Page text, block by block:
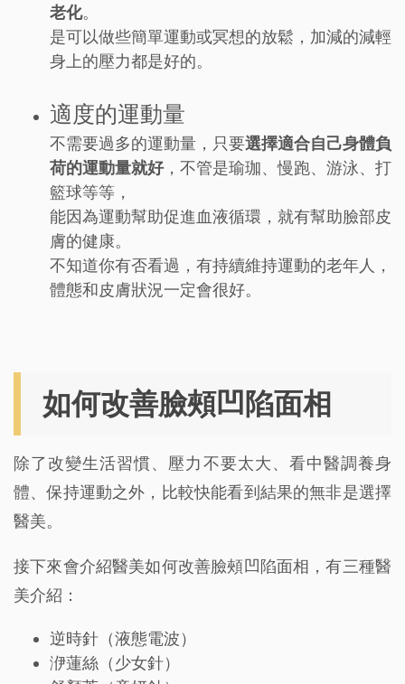
老化。
是可以做些簡單運動或冥想的放鬆，加減的減輕
身上的壓力都是好的。
適度的運動量
不需要過多的運動量，只要選擇適合自己身體負
荷的運動量就好，不管是瑜珈、慢跑、游泳、打
籃球等等，
能因為運動幫助促進血液循環，就有幫助臉部皮
膚的健康。
不知道你有否看過，有持續維持運動的老年人，
體態和皮膚狀況一定會很好。
如何改善臉頰凹陷面相
除了改變生活習慣、壓力不要太大、看中醫調養身
體、保持運動之外，比較快能看到結果的無非是選擇
醫美。
接下來會介紹醫美如何改善臉頰凹陷面相，有三種醫
美介紹：
逆時針（液態電波）
洢蓮絲（少女針）